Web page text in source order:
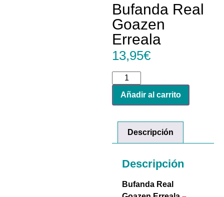
Bufanda Real
Goazen
Erreala
13,95€
Añadir al carrito
Descripción
Descripción
Bufanda Real